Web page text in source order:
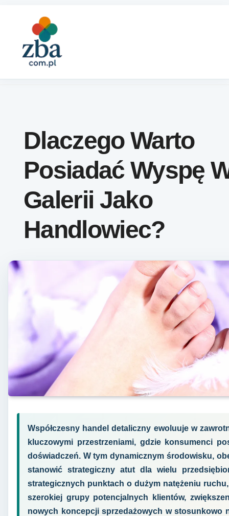
Dlaczego Warto
Posiadać Wyspę
Galerii Jako
Handlowiec?
Współczesny handel detaliczny ewoluuje w
kluczowymi przestrzeniami, gdzie konsumenci
doświadczeń. W tym dynamicznym środowisku,
stanowić strategiczny atut dla wielu
strategicznych punktach o dużym natężeniu
szerokiej grupy potencjalnych klientów,
nowych koncepcji sprzedażowych w stosunkowo